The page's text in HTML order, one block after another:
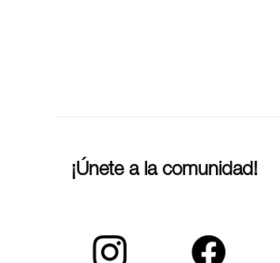
¡Únete a la comunidad!